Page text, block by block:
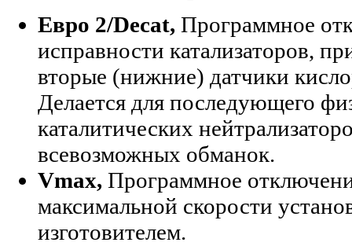
Евро 2/Decat, Программное
исправности катализаторов,
вторые (нижние) датчики
Делается для последующего
каталитических
всевозможных обманок.
Vmax, Программное
максимальной скорости
изготовителем.